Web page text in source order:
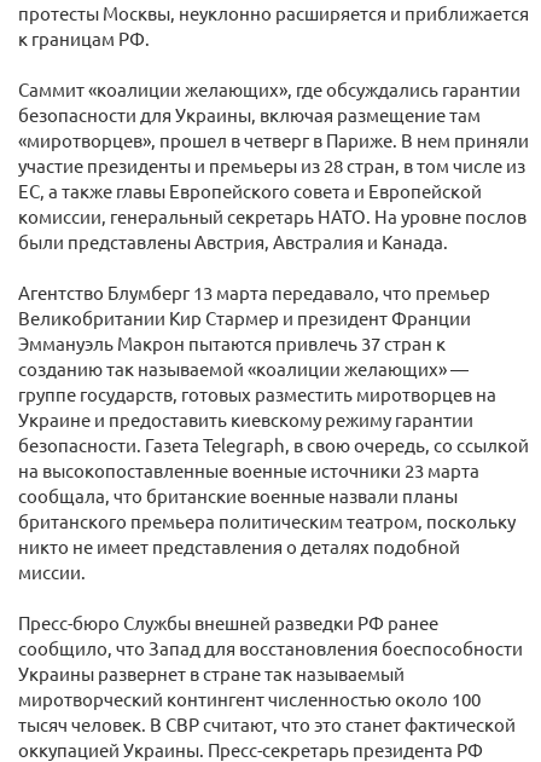
протесты Москвы, неуклонно расширяется и приближается
к границам РФ.
Саммит «коалиции желающих», где обсуждались гарантии
безопасности для Украины, включая размещение там
«миротворцев», прошел в четверг в Париже. В нем приняли
участие президенты и премьеры из 28 стран, в том числе из
ЕС, а также главы Европейского совета и Европейской
комиссии, генеральный секретарь НАТО. На уровне послов
были представлены Австрия, Австралия и Канада.
Агентство Блумберг 13 марта передавало, что премьер
Великобритании Кир Стармер и президент Франции
Эммануэль Макрон пытаются привлечь 37 стран к
созданию так называемой «коалиции желающих» —
группе государств, готовых разместить миротворцев на
Украине и предоставить киевскому режиму гарантии
безопасности. Газета Telegraph, в свою очередь, со ссылкой
на высокопоставленные военные источники 23 марта
сообщала, что британские военные назвали планы
британского премьера политическим театром, поскольку
никто не имеет представления о деталях подобной
миссии.
Пресс-бюро Службы внешней разведки РФ ранее
сообщило, что Запад для восстановления боеспособности
Украины развернет в стране так называемый
миротворческий контингент численностью около 100
тысяч человек. В СВР считают, что это станет фактической
оккупацией Украины. Пресс-секретарь президента РФ